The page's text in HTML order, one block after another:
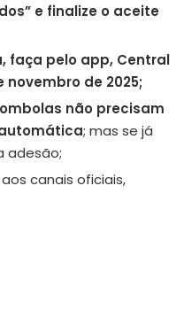
e finalize o aceite
faça pelo app, Central
novembro de 2025;
não precisam
; mas se já
adesão;
canais oficiais,